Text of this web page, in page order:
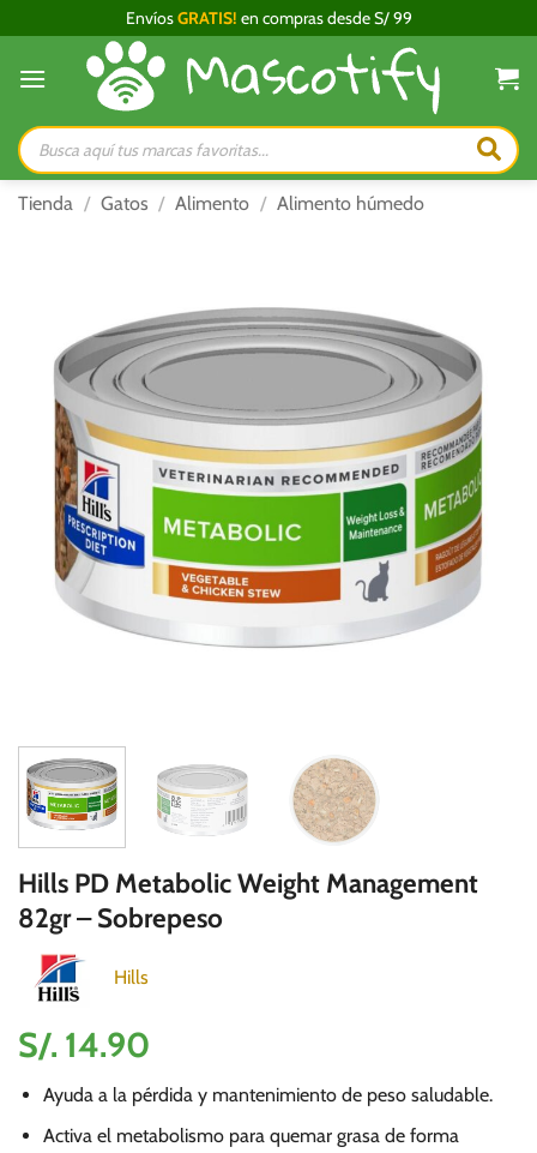
al
contenido
EnvíosGRATIS! en compras desde S/ 99
Búsqueda
de
productos
Tienda / Gatos / Alimento / Alimento húmedo
Hills PD Metabolic Weight Management
82gr – Sobrepeso
Hills
S/. 14.90
Ayuda a la pérdida y mantenimiento de peso saludable.
Activa el metabolismo para quemar grasa de forma